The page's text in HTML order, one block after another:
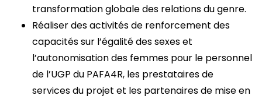
transformation globale des relations du genre.
Réaliser des activités de renforcement des
capacités sur l’égalité des sexes et
l’autonomisation des femmes pour le personnel
de l’UGP du PAFA4R, les prestataires de
services du projet et les partenaires de mise en